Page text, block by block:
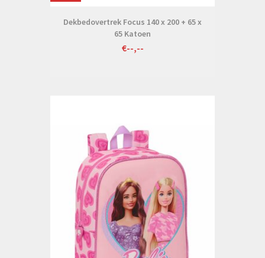
Dekbedovertrek Focus 140 x 200 + 65 x
65 Katoen
€--,--